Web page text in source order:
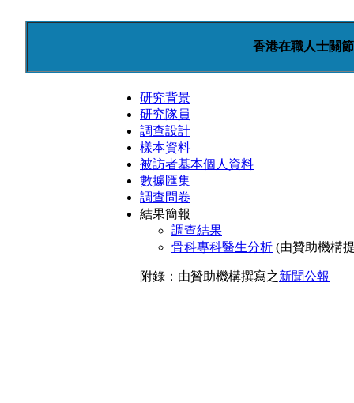
香港在職人士關
研究背景
研究隊員
調查設計
樣本資料
被訪者基本個人資料
數據匯集
調查問卷
結果簡報
調查結果
骨科專科醫生分析 (由贊助機構
附錄：由贊助機構撰寫之新聞公報